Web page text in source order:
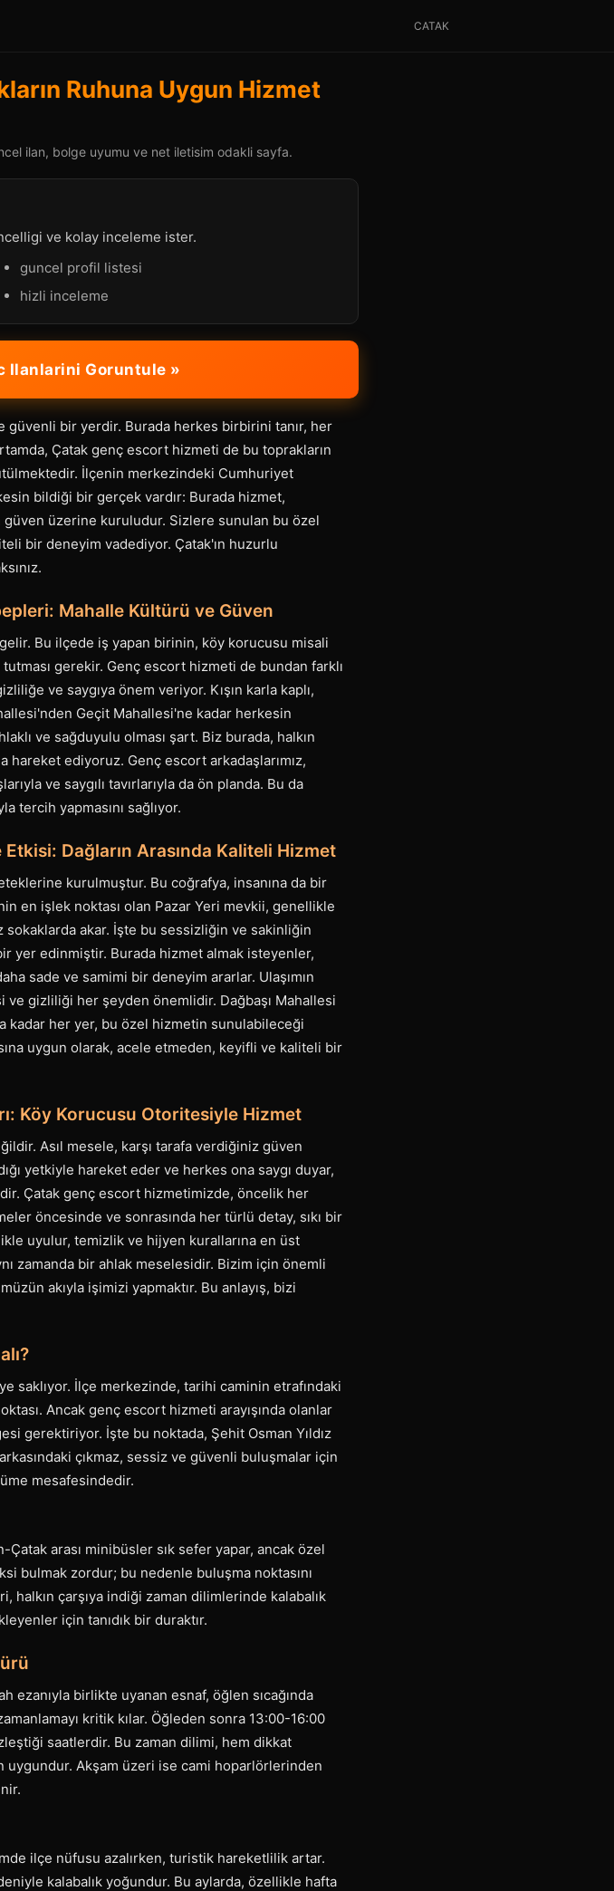
CATAK
Ruhuna Uygun Hizmet
ilan, bolge uyumu ve net iletisim odakli sayfa.
ve kolay inceleme ister.
guncel profil listesi
hizli inceleme
Ilanlarini Goruntule »
güvenli bir yerdir. Burada herkes birbirini tanır, her
Çatak genç escort hizmeti de bu toprakların
İlçenin merkezindeki Cumhuriyet
bildiği bir gerçek vardır: Burada hizmet,
güven üzerine kuruludur. Sizlere sunulan bu özel
bir deneyim vadediyor. Çatak'ın huzurlu
Mahalle Kültürü ve Güven
Bu ilçede iş yapan birinin, köy korucusu misali
gerekir. Genç escort hizmeti de bundan farklı
ve saygıya önem veriyor. Kışın karla kaplı,
Geçit Mahallesi'ne kadar herkesin
ve sağduyulu olması şart. Biz burada, halkın
ediyoruz. Genç escort arkadaşlarımız,
ve saygılı tavırlarıyla da ön planda. Bu da
tercih yapmasını sağlıyor.
Dağların Arasında Kaliteli Hizmet
kurulmuştur. Bu coğrafya, insanına da bir
en işlek noktası olan Pazar Yeri mevkii, genellikle
sokaklarda akar. İşte bu sessizliğin ve sakinliğin
yer edinmiştir. Burada hizmet almak isteyenler,
sade ve samimi bir deneyim ararlar. Ulaşımın
gizliliği her şeyden önemlidir. Dağbaşı Mahallesi
kadar her yer, bu özel hizmetin sunulabileceği
uygun olarak, acele etmeden, keyifli ve kaliteli bir
Köy Korucusu Otoritesiyle Hizmet
Asıl mesele, karşı tarafa verdiğiniz güven
yetkiyle hareket eder ve herkes ona saygı duyar,
Çatak genç escort hizmetimizde, öncelik her
öncesinde ve sonrasında her türlü detay, sıkı bir
uyulur, temizlik ve hijyen kurallarına en üst
zamanda bir ahlak meselesidir. Bizim için önemli
akıyla işimizi yapmaktır. Bu anlayış, bizi
saklıyor. İlçe merkezinde, tarihi caminin etrafındaki
Ancak genç escort hizmeti arayışında olanlar
gerektiriyor. İşte bu noktada, Şehit Osman Yıldız
çıkmaz, sessiz ve güvenli buluşmalar için
mesafesindedir.
Çatak arası minibüsler sık sefer yapar, ancak özel
bulmak zordur; bu nedenle buluşma noktasını
çarşıya indiği zaman dilimlerinde kalabalık
için tanıdık bir duraktır.
ezanıyla birlikte uyanan esnaf, öğlen sıcağında
kritik kılar. Öğleden sonra 13:00-16:00
saatlerdir. Bu zaman dilimi, hem dikkat
Akşam üzeri ise cami hoparlörlerinden
ilçe nüfusu azalırken, turistik hareketlilik artar.
kalabalık yoğundur. Bu aylarda, özellikle hafta